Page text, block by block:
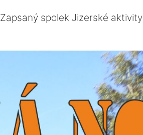
Zapsaný spolek Jizerské aktivity